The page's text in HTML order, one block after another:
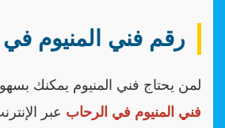
رقم فني المنيوم
لمن يحتاج فني المنيوم يمكنك
فني المنيوم في الرحاب عبر